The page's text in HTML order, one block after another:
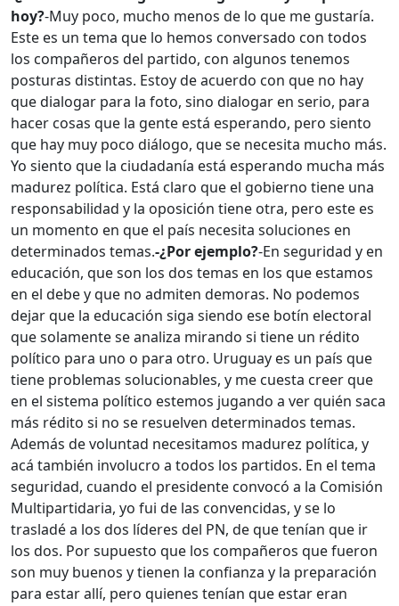
hoy?-Muy poco, mucho menos de lo que me gustaría.
Este es un tema que lo hemos conversado con todos
los compañeros del partido, con algunos tenemos
posturas distintas. Estoy de acuerdo con que no hay
que dialogar para la foto, sino dialogar en serio, para
hacer cosas que la gente está esperando, pero siento
que hay muy poco diálogo, que se necesita mucho más.
Yo siento que la ciudadanía está esperando mucha más
madurez política. Está claro que el gobierno tiene una
responsabilidad y la oposición tiene otra, pero este es
un momento en que el país necesita soluciones en
determinados temas.-¿Por ejemplo?-En seguridad y en
educación, que son los dos temas en los que estamos
en el debe y que no admiten demoras. No podemos
dejar que la educación siga siendo ese botín electoral
que solamente se analiza mirando si tiene un rédito
político para uno o para otro. Uruguay es un país que
tiene problemas solucionables, y me cuesta creer que
en el sistema político estemos jugando a ver quién saca
más rédito si no se resuelven determinados temas.
Además de voluntad necesitamos madurez política, y
acá también involucro a todos los partidos. En el tema
seguridad, cuando el presidente convocó a la Comisión
Multipartidaria, yo fui de las convencidas, y se lo
trasladé a los dos líderes del PN, de que tenían que ir
los dos. Por supuesto que los compañeros que fueron
son muy buenos y tienen la confianza y la preparación
para estar allí, pero quienes tenían que estar eran